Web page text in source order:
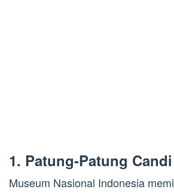
1. Patung-Patung Candi
Museum Nasional Indonesia